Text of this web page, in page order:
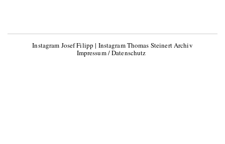
Instagram Josef Filipp | Instagram Thomas Steinert Archiv
Impressum / Datenschutz